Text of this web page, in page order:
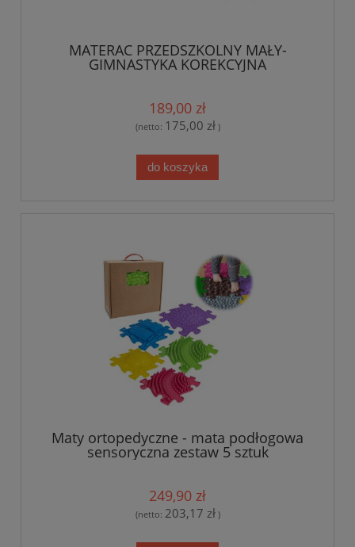
MATERAC PRZEDSZKOLNY MAŁY-
GIMNASTYKA KOREKCYJNA
189,00 zł
(netto: 175,00 zł)
do koszyka
Maty ortopedyczne - mata podłogowa
sensoryczna zestaw 5 sztuk
249,90 zł
(netto: 203,17 zł)